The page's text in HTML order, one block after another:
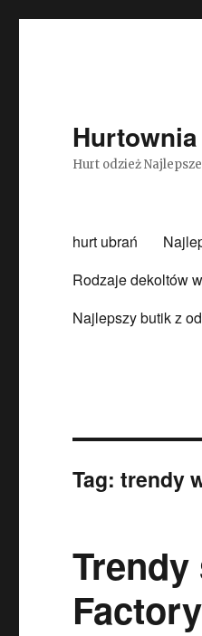
Hurt odzież
hurt ubrań
Rodzaje dekoltów
Najlepszy butik z
Tag:trendy